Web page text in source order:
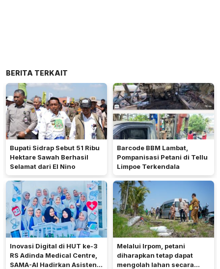
BERITA TERKAIT
Bupati Sidrap Sebut 51 Ribu
Hektare Sawah Berhasil
Selamat dari El Nino
Barcode BBM Lambat,
Pompanisasi Petani di Tellu
Limpoe Terkendala
Inovasi Digital di HUT ke-3
RS Adinda Medical Centre,
SAMA-AI Hadirkan Asisten
Melalui Irpom, petani
diharapkan tetap dapat
mengolah lahan secara